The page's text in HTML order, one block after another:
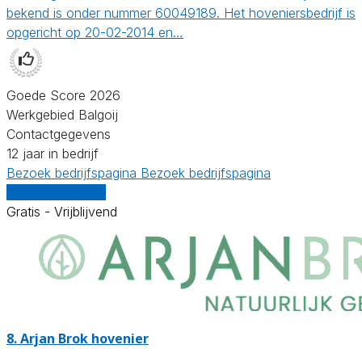
bekend is onder nummer 60049189. Het hoveniersbedrijf is
opgericht op 20-02-2014 en…
Goede Score 2026
Werkgebied Balgoij
Contactgegevens
12 jaar in bedrijf
Bezoek bedrijfspagina Bezoek bedrijfspagina
Gratis - Vrijblijvend
8.Arjan Brok hovenier